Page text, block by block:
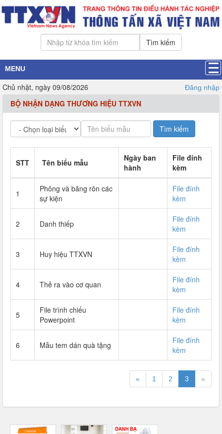
Tìm kiếm
MENU
Chủ nhật, ngày 09/08/2026 Đăng nhập
BỘ NHẬN DẠNG THƯƠNG HIỆU TTXVN
STT Tên biểu mẫu
Ngày ban
hành
File đính
kèm
1
Phông và băng rôn các
sự kiện
File đính
kèm
2 Danh thiếp
File đính
kèm
3 Huy hiệu TTXVN
File đính
kèm
4 Thẻ ra vào cơ quan
File đính
kèm
5
File trình chiếu
Powerpoint
File đính
kèm
6 Mẫu tem dán quà tặng
File đính
kèm
« 1 2 3 »